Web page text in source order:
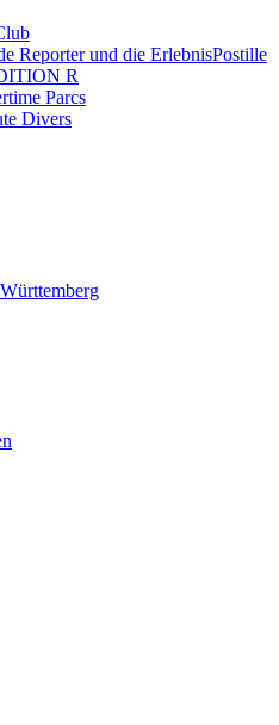
Reporter und die ErlebnisPostille
R
Parcs
Divers